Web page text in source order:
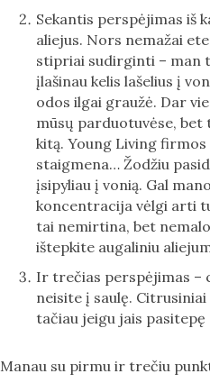
Sekantis perspėjimas iš
aliejus. Nors nemažai
stipriai sudirginti – man
įlašinau kelis lašelius į
odos ilgai graužė. Dar
mūsų parduotuvėse, bet
kitą. Young Living
staigmena… Žodžiu
įsipyliau į vonią. Gal
koncentracija vėlgi arti
tai nemirtina, bet
ištepkite augaliniu
Ir trečias perspėjimas –
neisite į saulę.
tačiau jeigu jais
Manau su pirmu ir trečiu